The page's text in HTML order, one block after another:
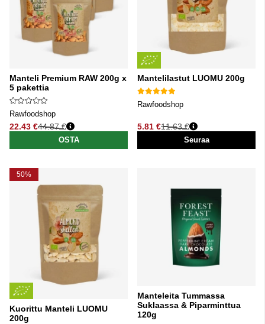
Manteli Premium RAW 200g x
5 pakettia
Rawfoodshop
22.43 €
Normaali hinta
44.87 €
OSTA
Mantelilastut LUOMU 200g
Rawfoodshop
5.81 €
Normaali hinta
11.63 €
Seuraa
50%
Kuorittu Manteli LUOMU
200g
Manteleita Tummassa
Suklaassa & Piparminttua
120g